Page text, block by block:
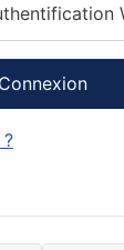
Connexion